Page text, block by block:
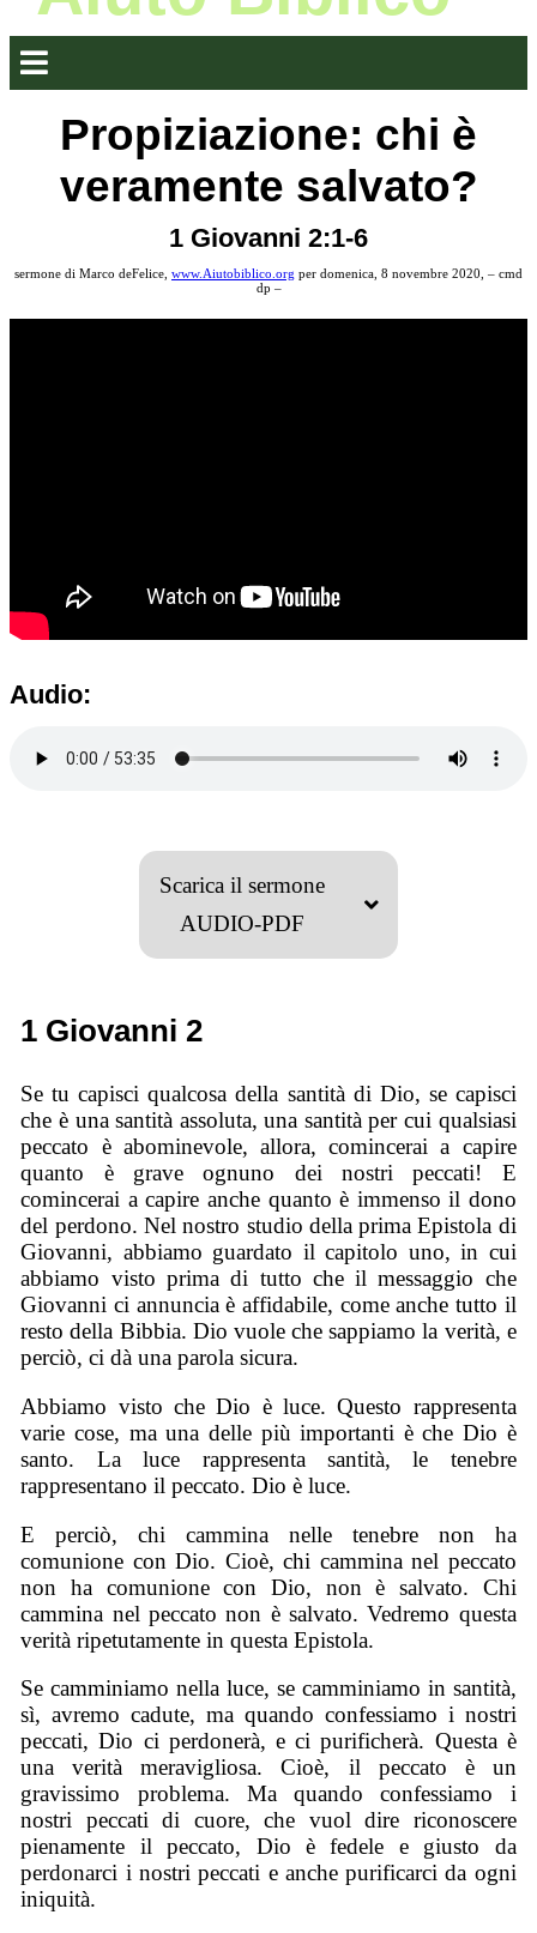
Propiziazione: chi è
veramente salvato?
1 Giovanni 2:1-6
sermone di Marco deFelice, www.Aiutobiblico.org per domenica, 8 novembre 2020, – cmd
dp –
Audio:
Scarica il sermone
AUDIO-PDF
1 Giovanni 2
Se tu capisci qualcosa della santità di Dio, se capisci
che è una santità assoluta, una santità per cui qualsiasi
peccato è abominevole, allora, comincerai a capire
quanto è grave ognuno dei nostri peccati! E
comincerai a capire anche quanto è immenso il dono
del perdono. Nel nostro studio della prima Epistola di
Giovanni, abbiamo guardato il capitolo uno, in cui
abbiamo visto prima di tutto che il messaggio che
Giovanni ci annuncia è affidabile, come anche tutto il
resto della Bibbia. Dio vuole che sappiamo la verità, e
perciò, ci dà una parola sicura.
Abbiamo visto che Dio è luce. Questo rappresenta
varie cose, ma una delle più importanti è che Dio è
santo. La luce rappresenta santità, le tenebre
rappresentano il peccato. Dio è luce.
E perciò, chi cammina nelle tenebre non ha
comunione con Dio. Cioè, chi cammina nel peccato
non ha comunione con Dio, non è salvato. Chi
cammina nel peccato non è salvato. Vedremo questa
verità ripetutamente in questa Epistola.
Se camminiamo nella luce, se camminiamo in santità,
sì, avremo cadute, ma quando confessiamo i nostri
peccati, Dio ci perdonerà, e ci purificherà. Questa è
una verità meravigliosa. Cioè, il peccato è un
gravissimo problema. Ma quando confessiamo i
nostri peccati di cuore, che vuol dire riconoscere
pienamente il peccato, Dio è fedele e giusto da
perdonarci i nostri peccati e anche purificarci da ogni
iniquità.